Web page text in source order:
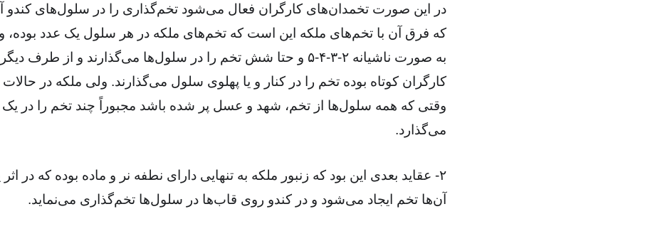
در این صورت تخمدان‌های کارگران فعال می‌شود تخم‌گذاری را در سلول‌های کندو
که فرق آن با تخم‌های ملکه این است که تخم‌های ملکه در هر سلول یک عدد بوده،
به صورت ناشیانه ۲-۳-۴-۵ و حتا شش تخم را در سلول‌ها می‌گذارند و از طرف
کارگران کوتاه بوده تخم را در کنار و یا پهلوی سلول می‌گذارند. ولی ملکه در
وقتی که همه سلول‌ها از تخم، شهد و عسل پر شده باشد مجبوراً چند تخم را در
می‌گذارد.
۲- عقاید بعدی این بود که زنبور ملکه به تنهایی دارای نطفه نر و ماده بوده که در
آن‌ها تخم ایجاد می‌شود و در کندو روی قاب‌ها در سلول‌ها تخم‌گذاری می‌نماید.